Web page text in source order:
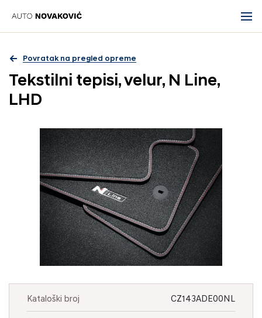
Povratak na pregled opreme
Tekstilni tepisi, velur, N Line,
LHD
Kataloški broj CZ143ADE00NL